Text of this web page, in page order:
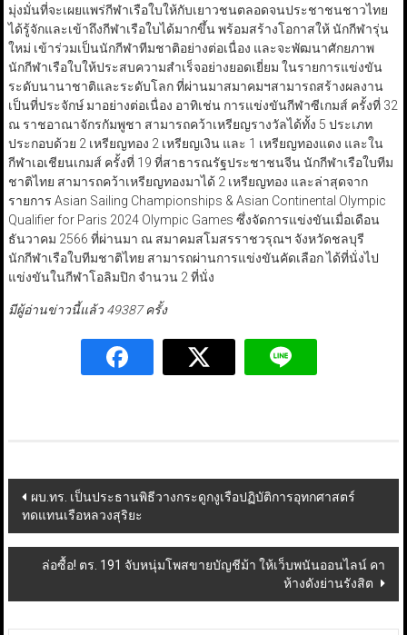
มุ่งมั่นที่จะเผยแพร่กีฬาเรือใบให้กับเยาวชนตลอดจนประชาชนชาวไทย
ได้รู้จักและเข้าถึงกีฬาเรือใบได้มากขึ้น พร้อมสร้างโอกาสให้ นักกีฬารุ่น
ใหม่ เข้าร่วมเป็นนักกีฬาทีมชาติอย่างต่อเนื่อง และจะพัฒนาศักยภาพ
นักกีฬาเรือใบให้ประสบความสำเร็จอย่างยอดเยี่ยม ในรายการแข่งขัน
ระดับนานาชาติและระดับโลก ที่ผ่านมาสมาคมฯสามารถสร้างผลงาน
เป็นที่ประจักษ์ มาอย่างต่อเนื่อง อาทิเช่น การแข่งขันกีฬาซีเกมส์ ครั้งที่ 32
ณ ราชอาณาจักรกัมพูชา สามารถคว้าเหรียญรางวัลได้ทั้ง 5 ประเภท
ประกอบด้วย 2 เหรียญทอง 2 เหรียญเงิน และ 1 เหรียญทองแดง และใน
กีฬาเอเชียนเกมส์ ครั้งที่ 19 ที่สาธารณรัฐประชาชนจีน นักกีฬาเรือใบทีม
ชาติไทย สามารถคว้าเหรียญทองมาได้ 2 เหรียญทอง และล่าสุดจาก
รายการ Asian Sailing Championships & Asian Continental Olympic
Qualifier for Paris 2024 Olympic Games ซึ่งจัดการแข่งขันเมื่อเดือน
ธันวาคม 2566 ที่ผ่านมา ณ สมาคมสโมสรราชวรุณฯ จังหวัดชลบุรี
นักกีฬาเรือใบทีมชาติไทย สามารถผ่านการแข่งขันคัดเลือก ได้ที่นั่งไป
แข่งขันในกีฬาโอลิมปิก จำนวน 2 ที่นั่ง
มีผู้อ่านข่าวนี้แล้ว 49387 ครั้ง
Post
navigation
ผบ.ทร. เป็นประธานพิธีวางกระดูกงูเรือปฏิบัติการอุทกศาสตร์
ทดแทนเรือหลวงสุริยะ
ล่อซื้อ! ตร. 191 จับหนุ่มโพสขายบัญชีม้า ให้เว็บพนันออนไลน์ คา
ห้างดังย่านรังสิต